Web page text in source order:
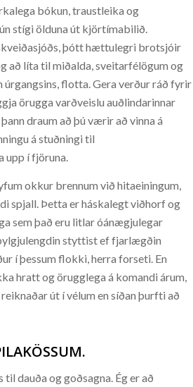
bókun, traustleika og
stígi ölduna út kjörtímabilið.
þótt hættulegri brotsjóir
að líta til miðalda, sveitarfélögum og
flotta. Gera verður ráð fyrir
örugga varðveislu auðlindarinnar
draum að þú værir að vinna á
á stuðningi til
upp í fjöruna.
okkur brennum við hitaeiningum,
spjall. Þetta er háskalegt viðhorf og
sem það eru litlar óánægjulegar
styttist ef fjarlægðin
í þessum flokki, herra forseti. En
hratt og örugglega á komandi árum,
út í vélum en síðan þurfti að
dauða og goðsagna. Ég er að